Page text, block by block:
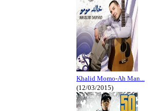
Khalid Momo-Ah Man...
(12/03/2015)